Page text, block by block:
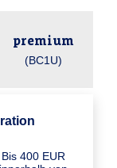
premium
(BC1U)
Bis 400 EUR